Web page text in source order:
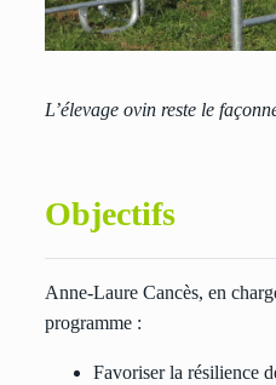
L’élevage ovin reste le
Objectifs
Anne-Laure Cancès, en
programme :
Favoriser la résilience